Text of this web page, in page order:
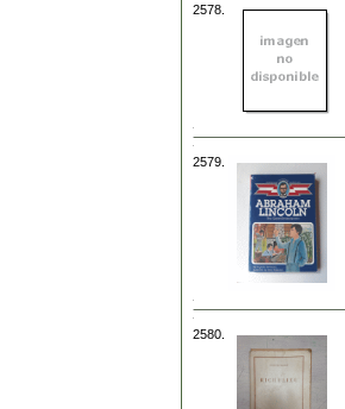
2578.
2579.
2580.